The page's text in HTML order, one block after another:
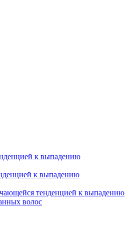
к выпадению
к выпадению
тенденцией к выпадению
волос